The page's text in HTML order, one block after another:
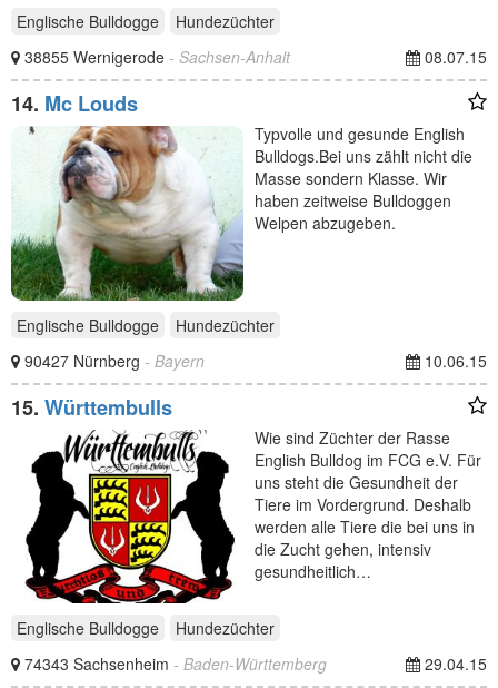
Englische Bulldogge
Hundezüchter
38855 Wernigerode - Sachsen-Anhalt 08.07.15
14. Mc Louds
Typvolle und gesunde English
Bulldogs.Bei uns zählt nicht die
Masse sondern Klasse. Wir
haben zeitweise Bulldoggen
Welpen abzugeben.
Englische Bulldogge
Hundezüchter
90427 Nürnberg - Bayern 10.06.15
15. Württembulls
Wie sind Züchter der Rasse
English Bulldog im FCG e.V. Für
uns steht die Gesundheit der
Tiere im Vordergrund. Deshalb
werden alle Tiere die bei uns in
die Zucht gehen, intensiv
gesundheitlich…
Englische Bulldogge
Hundezüchter
74343 Sachsenheim - Baden-Württemberg 29.04.15